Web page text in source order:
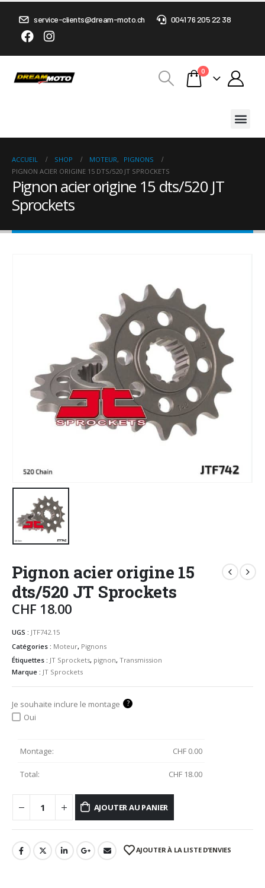
service-clients@dream-moto.ch 0041 76 205 22 38
0
ACCUEIL SHOP MOTEUR,
PIGNONS
PIGNON ACIER ORIGINE 15 DTS/520 JT SPROCKETS
Pignon acier origine 15 dts/520 JT
Sprockets
Pignon acier origine 15
dts/520 JT Sprockets
CHF 18.00
UGS : JTF742.15
Catégories : Moteur, Pignons
Étiquettes : JT Sprockets, pignon, Transmission
Marque : JT Sprockets
Je souhaite inclure le montage ?
Oui
Montage: CHF 0.00
Total: CHF 18.00
AJOUTER AU PANIER
AJOUTER À LA LISTE D’ENVIES